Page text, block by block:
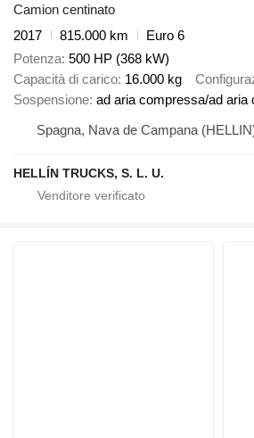
Camion centinato
2017
815.000 km
Euro 6
Potenza 500 HP (368 kW)
Capacità di carico 16.000 kg
Sospensione ad aria compressa/ad aria
Spagna, Nava de Campana
HELLÍN TRUCKS, S. L. U.